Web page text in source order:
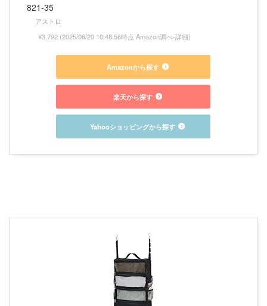
821-35
アストロ
¥3,792 (2025/06/20 10:48:56時点 Amazon調べ-詳細)
Amazonから探す
楽天から探す
Yahooショッピングから探す